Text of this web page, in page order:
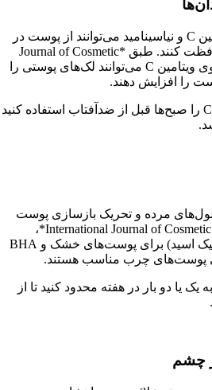
آنتی‌اکسیدان‌هایی مانند ویتامین C و نیاسینامید می‌توانند از پوست در
برابر آسیب‌های محیطی محافظت کنند. طبق *Journal of Cosmetic
Dermatology*، سرم‌های حاوی ویتامین C می‌توانند لک‌های پوستی را
را افزایش دهند.
نکته کاربردی: سرم ویتامین C را صبح‌ها قبل از ضدآفتاب استفاده کنید
مرده و تحریک بازسازی پوست
کمک می‌کند. طبق *International Journal of Cosmetic Science*،
اسیدهای AHA (مانند گلیکولیک اسید) برای پوست‌های خشک و BHA
پوست‌های چرب مناسب هستند.
یک یا دو بار در هفته محدود کنید تا از